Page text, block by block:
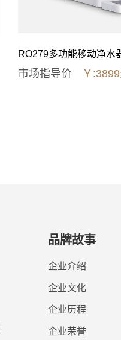
RO279多功能移动净水
市场指导价 ￥
智能童锁&
外置式冲
净废分离
智能滤芯
可拆卸净
原水箱换
品牌故事
企业介绍
企业文化
企业历程
企业荣誉